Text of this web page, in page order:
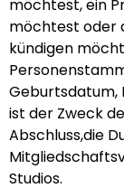
möchtest, ein
möchtest oder
kündigen
Geburtsdatum,
ist der Zweck
Abschluss,die
Studios.